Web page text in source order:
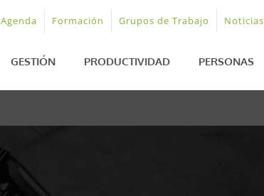
Agenda Formación Grupos de Trabajo Noticias
GESTIÓN PRODUCTIVIDAD PERSONAS